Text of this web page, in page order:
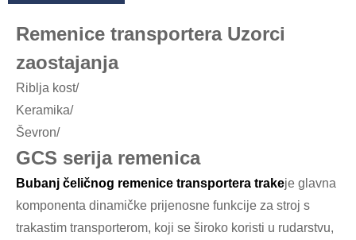
Remenice transportera Uzorci
zaostajanja
Riblja kost/
Keramika/
Ševron/
GCS serija remenica
Bubanj čeličnog remenice transportera trakeje glavna
komponenta dinamičke prijenosne funkcije za stroj s
trakastim transporterom, koji se široko koristi u rudarstvu,